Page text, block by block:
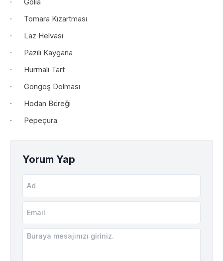
· Tomara Kızartması
· Laz Helvası
· Pazılı Kaygana
· Hurmalı Tart
· Gongoş Dolması
· Hodan Böreği
· Pepeçura
Yorum Yap